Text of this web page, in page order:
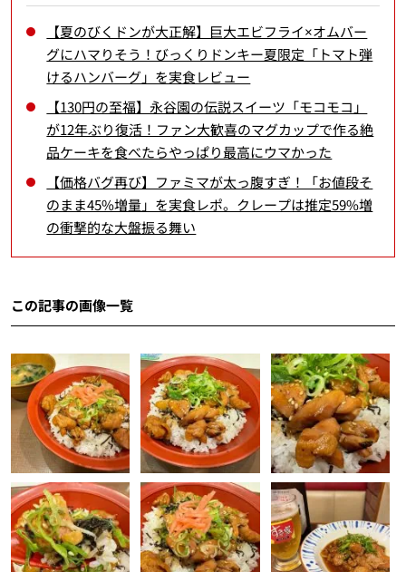
【夏のびくドンが大正解】巨大エビフライ×オムバー
グにハマりそう！びっくりドンキー夏限定「トマト弾
けるハンバーグ」を実食レビュー
【130円の至福】永谷園の伝説スイーツ「モコモコ」
が12年ぶり復活！ファン大歓喜のマグカップで作る絶
品ケーキを食べたらやっぱり最高にウマかった
【価格バグ再び】ファミマが太っ腹すぎ！「お値段そ
のまま45%増量」を実食レポ。クレープは推定59%増
の衝撃的な大盤振る舞い
この記事の画像一覧